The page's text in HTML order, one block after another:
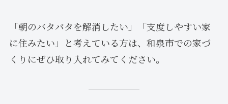
「朝のバタバタを解消したい」「支度しやすい家
に住みたい」と考えている方は、和泉市での家づ
くりにぜひ取り入れてみてください。